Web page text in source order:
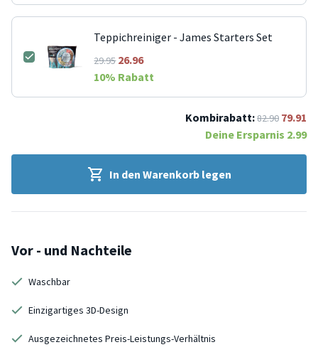
Teppichreiniger - James Starters Set
29.9526.96
10% Rabatt
Kombirabatt:82.90 79.91
Deine Ersparnis 2.99
In den Warenkorb legen
Vor - und Nachteile
Waschbar
Einzigartiges 3D-Design
Ausgezeichnetes Preis-Leistungs-Verhältnis